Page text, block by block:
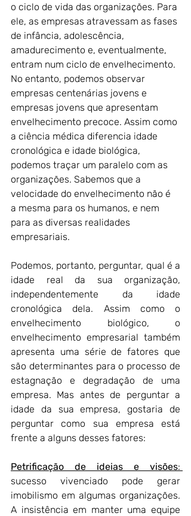
o ciclo de vida das organizações. Para
ele, as empresas atravessam as fases
de infância, adolescência,
amadurecimento e, eventualmente,
entram num ciclo de envelhecimento.
No entanto, podemos observar
empresas centenárias jovens e
empresas jovens que apresentam
envelhecimento precoce. Assim como
a ciência médica diferencia idade
cronológica e idade biológica,
podemos traçar um paralelo com as
organizações. Sabemos que a
velocidade do envelhecimento não é
a mesma para os humanos, e nem
para as diversas realidades
empresariais.
Podemos, portanto, perguntar, qual é a
idade real da sua organização,
independentemente da idade
cronológica dela. Assim como o
envelhecimento biológico, o
envelhecimento empresarial também
apresenta uma série de fatores que
são determinantes para o processo de
estagnação e degradação de uma
empresa. Mas antes de perguntar a
idade da sua empresa, gostaria de
perguntar como sua empresa está
frente a alguns desses fatores:
Petrificação de ideias e visões
sucesso vivenciado pode gerar
imobilismo em algumas organizações.
A insistência em manter uma equipe